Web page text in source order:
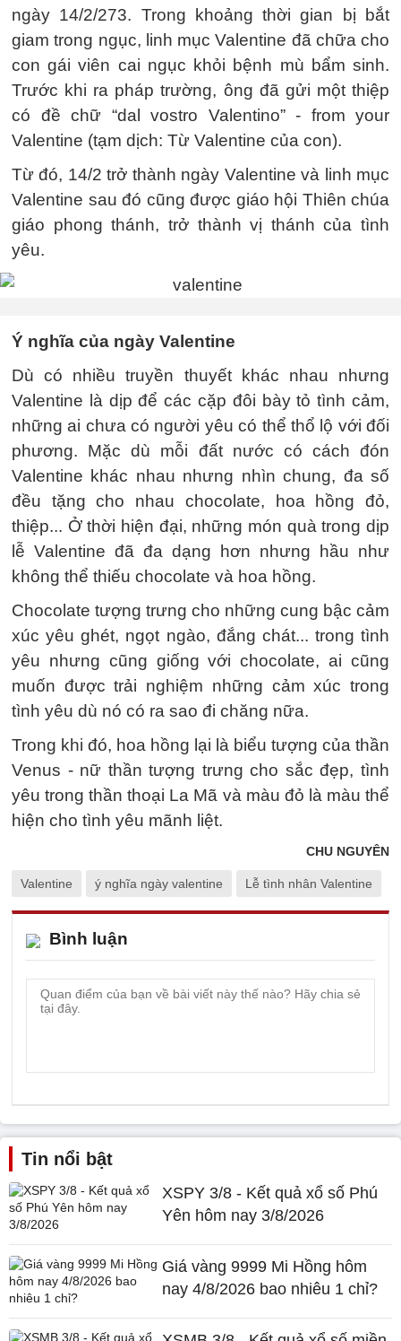
ngày 14/2/273. Trong khoảng thời gian bị bắt
giam trong ngục, linh mục Valentine đã chữa cho
con gái viên cai ngục khỏi bệnh mù bẩm sinh.
Trước khi ra pháp trường, ông đã gửi một thiệp
có đề chữ “dal vostro Valentino” - from your
Valentine (tạm dịch: Từ Valentine của con).
Từ đó, 14/2 trở thành ngày Valentine và linh mục
Valentine sau đó cũng được giáo hội Thiên chúa
giáo phong thánh, trở thành vị thánh của tình
yêu.
Ý nghĩa của ngày Valentine
Dù có nhiều truyền thuyết khác nhau nhưng
Valentine là dịp để các cặp đôi bày tỏ tình cảm,
những ai chưa có người yêu có thể thổ lộ với đối
phương. Mặc dù mỗi đất nước có cách đón
Valentine khác nhau nhưng nhìn chung, đa số
đều tặng cho nhau chocolate, hoa hồng đỏ,
thiệp... Ở thời hiện đại, những món quà trong dịp
lễ Valentine đã đa dạng hơn nhưng hầu như
không thể thiếu chocolate và hoa hồng.
Chocolate tượng trưng cho những cung bậc cảm
xúc yêu ghét, ngọt ngào, đắng chát... trong tình
yêu nhưng cũng giống với chocolate, ai cũng
muốn được trải nghiệm những cảm xúc trong
tình yêu dù nó có ra sao đi chăng nữa.
Trong khi đó, hoa hồng lại là biểu tượng của thần
Venus - nữ thần tượng trưng cho sắc đẹp, tình
yêu trong thần thoại La Mã và màu đỏ là màu thể
hiện cho tình yêu mãnh liệt.
CHU NGUYÊN
Valentine ý nghĩa ngày valentine Lễ tình nhân Valentine
Bình luận
Tin nổi bật
XSPY 3/8 - Kết quả xổ số Phú
Yên hôm nay 3/8/2026
Giá vàng 9999 Mi Hồng hôm
nay 4/8/2026 bao nhiêu 1 chỉ?